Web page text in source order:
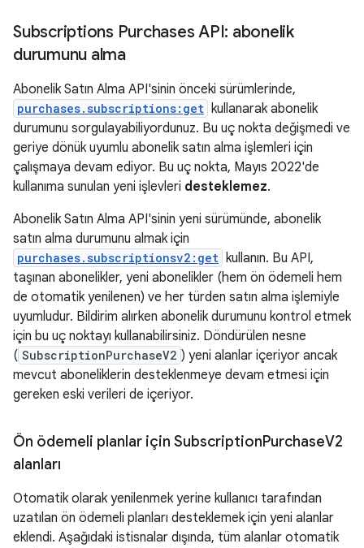
Subscriptions Purchases API: abonelik
durumunu alma
Abonelik Satın Alma API'sinin önceki sürümlerinde,
purchases.subscriptions:get kullanarak abonelik
durumunu sorgulayabiliyordunuz. Bu uç nokta değişmedi ve
geriye dönük uyumlu abonelik satın alma işlemleri için
çalışmaya devam ediyor. Bu uç nokta, Mayıs 2022'de
kullanıma sunulan yeni işlevleri desteklemez.
Abonelik Satın Alma API'sinin yeni sürümünde, abonelik
satın alma durumunu almak için
purchases.subscriptionsv2:get kullanın. Bu API,
taşınan abonelikler, yeni abonelikler (hem ön ödemeli hem
de otomatik yenilenen) ve her türden satın alma işlemiyle
uyumludur. Bildirim alırken abonelik durumunu kontrol etmek
için bu uç noktayı kullanabilirsiniz. Döndürülen nesne
( SubscriptionPurchaseV2 ) yeni alanlar içeriyor ancak
mevcut aboneliklerin desteklenmeye devam etmesi için
gereken eski verileri de içeriyor.
Ön ödemeli planlar için SubscriptionPurchaseV2
alanları
Otomatik olarak yenilenmek yerine kullanıcı tarafından
uzatılan ön ödemeli planları desteklemek için yeni alanlar
eklendi. Aşağıdaki istisnalar dışında, tüm alanlar otomatik